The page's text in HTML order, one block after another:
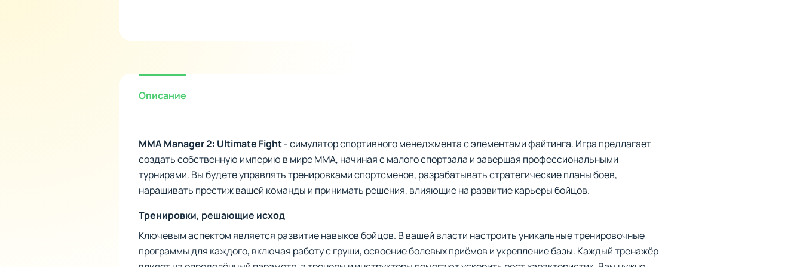
Описание
MMA Manager 2: Ultimate Fight- симулятор спортивного менеджмента с элементами файтинга. Игра предлагает
создать собственную империю в мире MMA, начиная с малого спортзала и завершая профессиональными
турнирами. Вы будете управлять тренировками спортсменов, разрабатывать стратегические планы боев,
наращивать престиж вашей команды и принимать решения, влияющие на развитие карьеры бойцов.
Тренировки, решающие исход
Ключевым аспектом является развитие навыков бойцов. В вашей власти настроить уникальные тренировочные
программы для каждого, включая работу с груши, освоение болевых приёмов и укрепление базы. Каждый тренажёр